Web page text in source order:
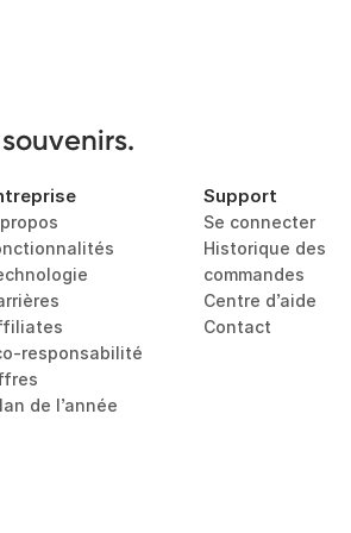
responsabilité
de l’année
Support
Se connecter
Historique des
commandes
Centre d’aide
Contact